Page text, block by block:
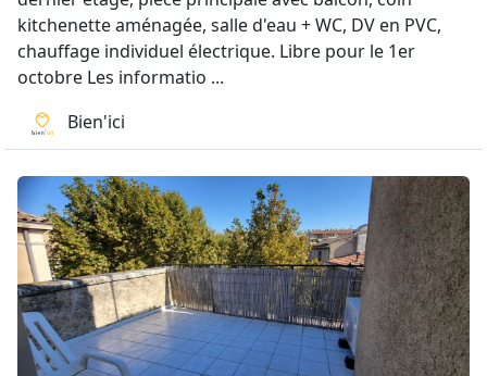
kitchenette aménagée, salle d'eau + WC, DV en PVC,
chauffage individuel électrique. Libre pour le 1er
octobre Les informatio ...
Bien'ici